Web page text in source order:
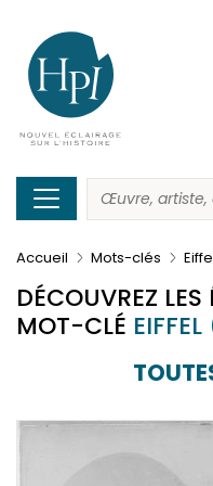
contenu
principal
Menu
secondaire
(header)
Accueil Mots-clés
DÉCOUVREZ LES
MOT-CLÉ